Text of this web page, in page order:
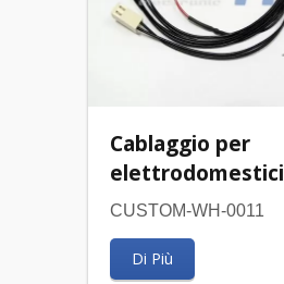
Cablaggio per
elettrodomestici
CUSTOM-WH-0011
Di Più